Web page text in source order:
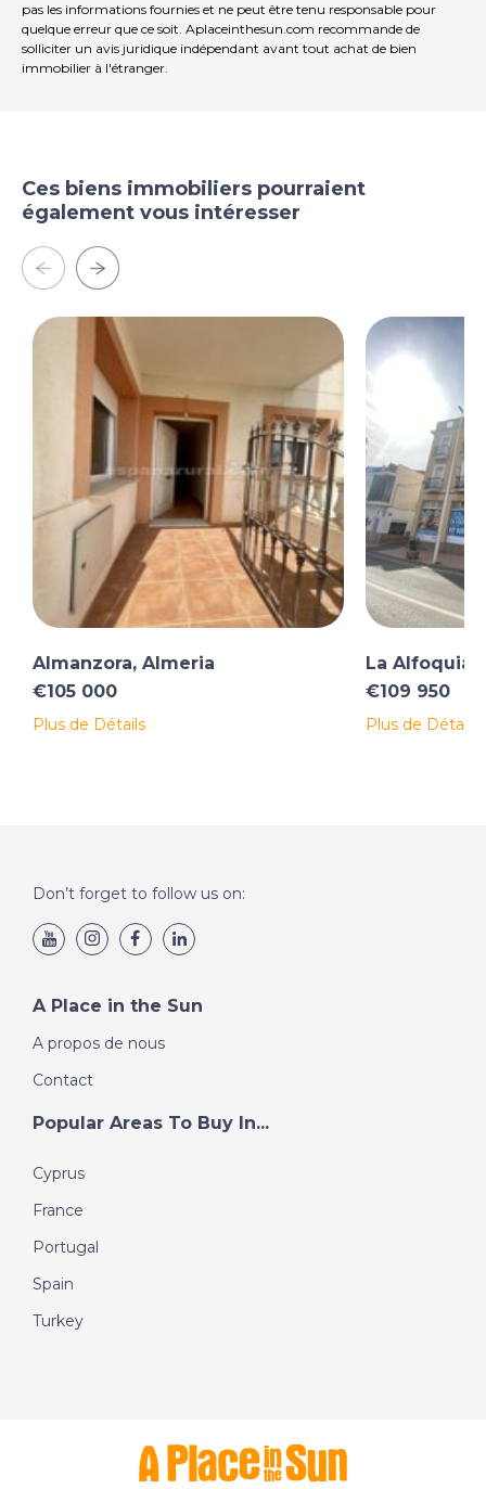
pas les informations fournies et ne peut être tenu responsable pour
quelque erreur que ce soit. Aplaceinthesun.com recommande de
solliciter un avis juridique indépendant avant tout achat de bien
immobilier à l'étranger.
Ces biens immobiliers pourraient
également vous intéresser
Almanzora, Almeria
€105 000
Plus de Détails
La Alfoquia,
€109 950
Plus de Détails
Don’t forget to follow us on:
A Place in the Sun
A propos de nous
Contact
Popular Areas To Buy In...
Cyprus
France
Portugal
Spain
Turkey